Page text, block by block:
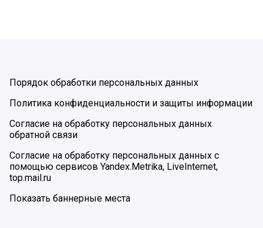
Порядок обработки персональных данных
Политика конфиденциальности и защиты информации
Согласие на обработку персональных данных
обратной связи
Согласие на обработку персональных данных с
помощью сервисов Yandex.Metrika, LiveInternet,
top.mail.ru
Показать баннерные места